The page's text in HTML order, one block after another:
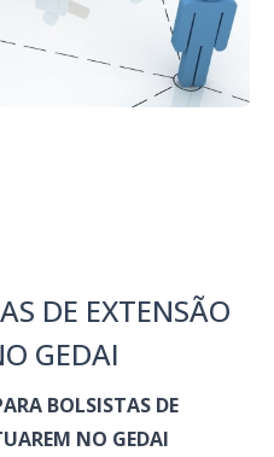
DE EXTENSÃO
GEDAI
BOLSISTAS DE
NO GEDAI